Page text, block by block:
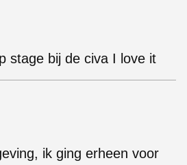
stage bij de civa I love it
ik ging erheen voor